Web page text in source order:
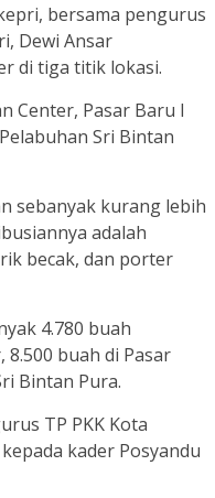
bersama pengurus
Dewi Ansar
di tiga titik lokasi.
Center, Pasar Baru I
Sri Bintan
sebanyak kurang lebih
adalah
becak, dan porter
4.780 buah
buah di Pasar
Bintan Pura.
TP PKK Kota
kader Posyandu